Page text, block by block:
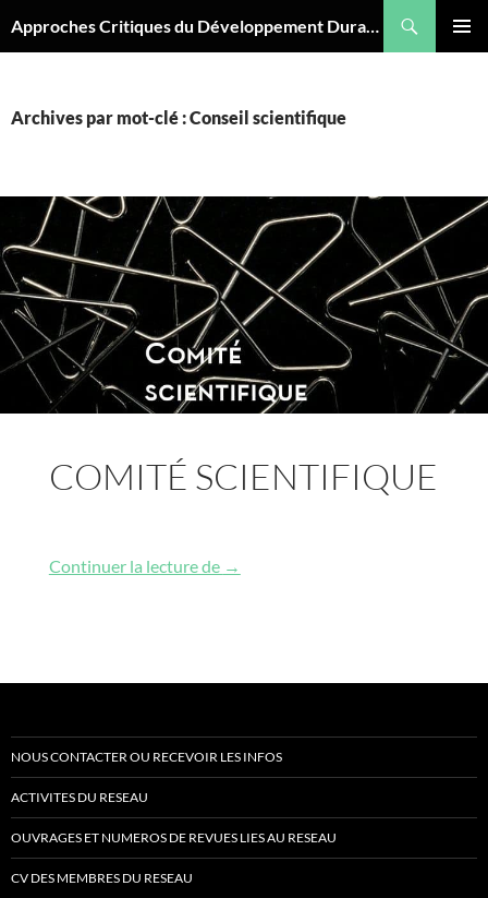
au
Approches Critiques du Développement Durable
Archives par mot-clé : Conseil scientifique
COMITÉ SCIENTIFIQUE
Continuer la lecture de Comité scientifique
→
NOUS CONTACTER OU RECEVOIR LES INFOS
ACTIVITES DU RESEAU
OUVRAGES ET NUMEROS DE REVUES LIES AU RESEAU
CV DES MEMBRES DU RESEAU